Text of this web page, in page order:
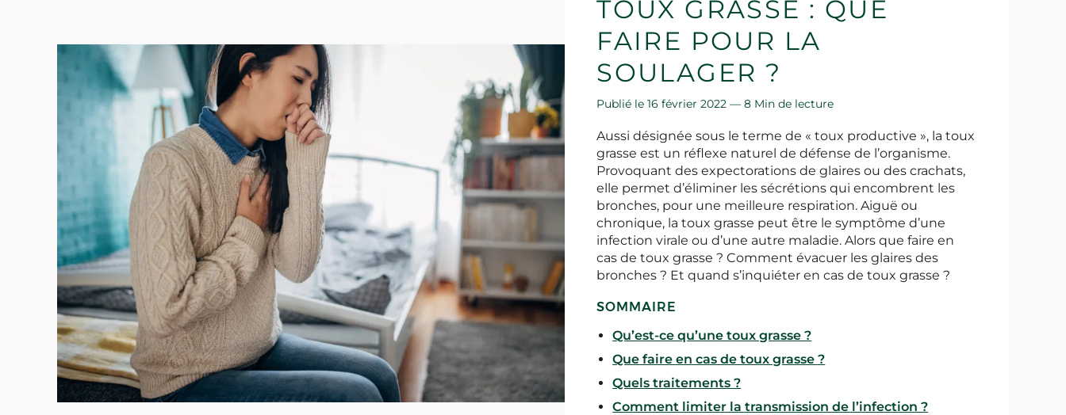
TOUX GRASSE : QUE
FAIRE POUR LA
SOULAGER ?
Publié le 16 février 2022 —8 Min de lecture
Aussi désignée sous le terme de « toux productive », la toux
grasse est un réflexe naturel de défense de l’organisme.
Provoquant des expectorations de glaires ou des crachats,
elle permet d’éliminer les sécrétions qui encombrent les
bronches, pour une meilleure respiration. Aiguë ou
chronique, la toux grasse peut être le symptôme d’une
infection virale ou d’une autre maladie. Alors que faire en
cas de toux grasse ? Comment évacuer les glaires des
bronches ? Et quand s’inquiéter en cas de toux grasse ?
SOMMAIRE
Qu’est-ce qu’une toux grasse ?
Que faire en cas de toux grasse ?
Quels traitements ?
Comment limiter la transmission de l’infection ?